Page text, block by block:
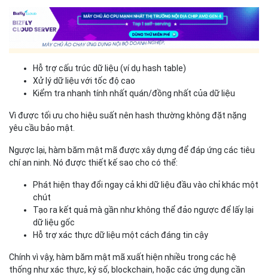
Hỗ trợ cấu trúc dữ liệu (ví dụ hash table)
Xử lý dữ liệu với tốc độ cao
Kiểm tra nhanh tính nhất quán/đồng nhất của dữ liệu
Vì được tối ưu cho hiệu suất nên hash thường không đặt nặng
yêu cầu bảo mật.
Ngược lại, hàm băm mật mã được xây dựng để đáp ứng các tiêu
chí an ninh. Nó được thiết kế sao cho có thể:
Phát hiện thay đổi ngay cả khi dữ liệu đầu vào chỉ khác một
chút
Tạo ra kết quả mà gần như không thể đảo ngược để lấy lại
dữ liệu gốc
Hỗ trợ xác thực dữ liệu một cách đáng tin cậy
Chính vì vậy, hàm băm mật mã xuất hiện nhiều trong các hệ
thống như xác thực, ký số, blockchain, hoặc các ứng dụng cần